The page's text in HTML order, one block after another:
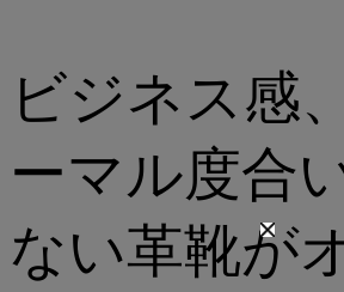
ビジネス感
ーマル度合
ない革靴が